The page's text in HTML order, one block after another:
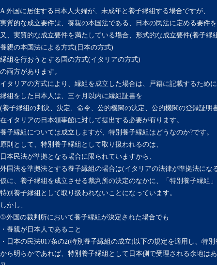
A 外国に居住する日本人夫婦が、未成年と養子縁組する場合ですが、
実質的な成立要件は、養親の本国法である、日本の民法に定める要件
又、実質的な成立要件を満たしている場合、形式的な成立要件(養子縁
養親の本国法による方式(日本の方式)
縁組を行おうとする国の方式(イタリアの方式)
の両方があります。
イタリアの方式により、縁組を成立した場合は、戸籍に記載するため
縁組をした日本人は、三ヶ月以内に縁組証書を
(養子縁組の判決、決定、命令、公的機関の決定、公的機関の登録証明
在イタリアの日本領事館に対して提出する必要が有ります。
養子縁組については成立しますが、特別養子縁組はどうなのか?です。
原則として、特別養子縁組として取り扱われるのは、
日本民法が準拠となる場合に限られていますから、
外国法を準拠法とする養子縁組の場合は(イタリアの法律が準拠法にな
仮に、養子縁組を成立させる裁判所の決定のなかに、「特別養子縁組
特別養子縁組として取り扱われないことになっています。
しかし、
①外国の裁判所において養子縁組が決定された場合でも
・養親が日本人であること
・日本の民法817条の2(特別養子縁組の成立)以下の規定を適用し、特
から明らかであれば、特別養子縁組として日本側で受理される余地は